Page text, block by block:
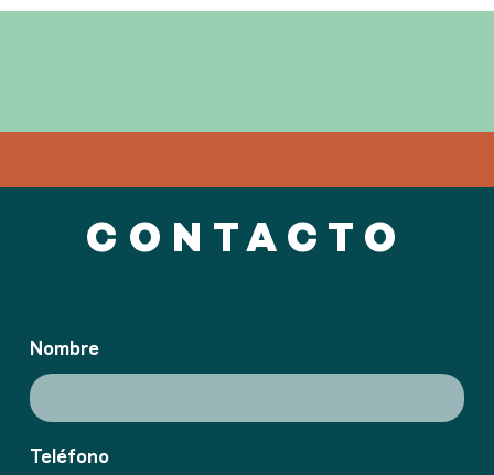
CONTACTO
Nombre
Teléfono